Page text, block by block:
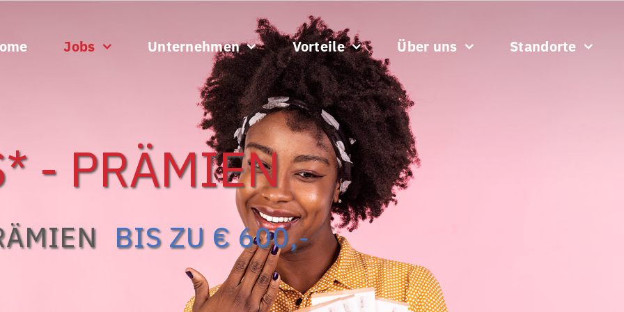
Jobs Unternehmen Vorteile Über uns Standorte
- PRÄMIEN
BIS ZU € 600,-